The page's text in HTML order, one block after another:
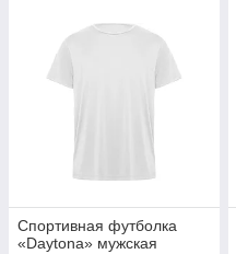
Спортивная футболка
«Daytona» мужская